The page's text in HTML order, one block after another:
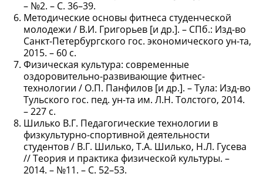
– №2. – С. 36–39.
Методические основы фитнеса студенческой
молодежи / В.И. Григорьев [и др.]. – СПб.: Изд-во
Санкт-Петербургского гос. экономического ун-та,
2015. – 60 с.
Физическая культура: современные
оздоровительно-развивающие фитнес-
технологии / О.П. Панфилов [и др.]. – Тула: Изд-во
Тульского гос. пед. ун-та им. Л.Н. Толстого, 2014.
– 227 с.
Шилько В.Г. Педагогические технологии в
физкультурно-спортивной деятельности
студентов / В.Г. Шилько, Т.А. Шилько, Н.Л. Гусева
// Теория и практика физической культуры. –
2014. – №11. – С. 52–53.